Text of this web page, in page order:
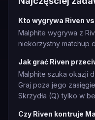
Kto wygrywa Riven
Malphite wygrywa z
niekorzystny matchup
Jak grać Riven
Malphite szuka okazji
Graj poza jego
Skrzydła (Q) tylko w
Czy Riven kontruje